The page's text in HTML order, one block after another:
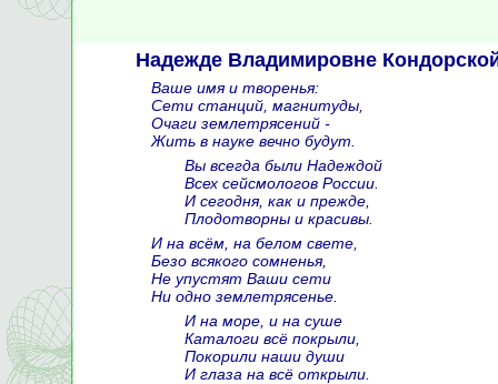
Надежде Владимировне
Ваше имя и творенья:
Сети станций, магнитуды,
Очаги землетрясений -
Жить в науке вечно будут.
Вы всегда были Надеждой
Всех сейсмологов России.
И сегодня, как и прежде,
Плодотворны и красивы.
И на всём, на белом свете,
Безо всякого сомненья,
Не упустят Ваши сети
Ни одно землетрясенье.
И на море, и на суше
Каталоги всё покрыли,
Покорили наши души
И глаза на всё открыли.